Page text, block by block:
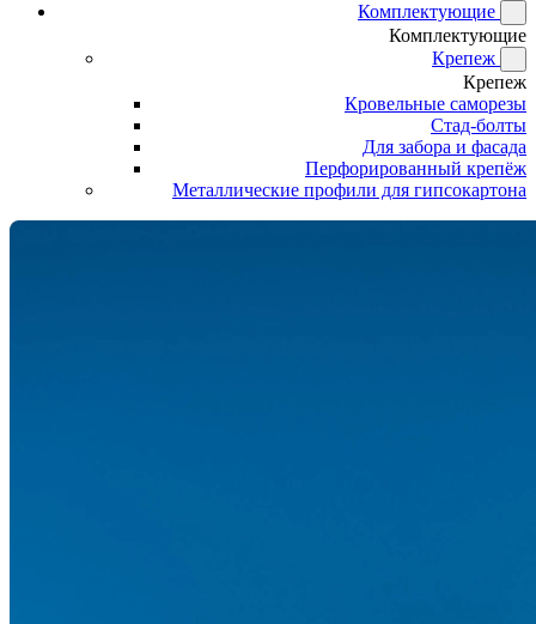
Комплектующие
Комплектующие
Крепеж
Крепеж
Кровельные саморезы
Стад-болты
Для забора и фасада
Перфорированный крепёж
Металлические профили для гипсокартона